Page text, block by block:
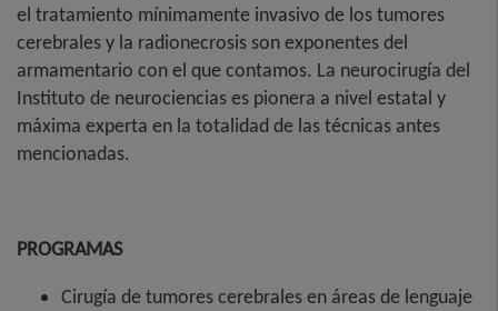
el tratamiento mínimamente invasivo de los tumores
cerebrales y la radionecrosis son exponentes del
armamentario con el que contamos. La neurocirugía del
Instituto de neurociencias es pionera a nivel estatal y
máxima experta en la totalidad de las técnicas antes
mencionadas.
PROGRAMAS
Cirugía de tumores cerebrales en áreas de lenguaje